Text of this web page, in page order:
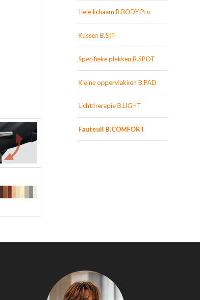
Hele lichaam B.BODY Pro
Kussen B.SIT
Specifieke plekken B.SPOT
Kleine oppervlakken B.PAD
Lichttherapie B.LIGHT
Fauteuil B.COMFORT